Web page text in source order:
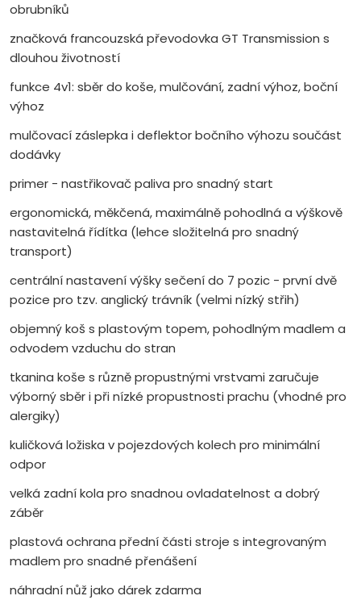
obrubníků
značková francouzská převodovka GT Transmission s
dlouhou životností
funkce 4v1: sběr do koše, mulčování, zadní výhoz, boční
výhoz
mulčovací záslepka i deflektor bočního výhozu součást
dodávky
primer - nastřikovač paliva pro snadný start
ergonomická, měkčená, maximálně pohodlná a výškově
nastavitelná řídítka (lehce složitelná pro snadný
transport)
centrální nastavení výšky sečení do 7 pozic - první dvě
pozice pro tzv. anglický trávník (velmi nízký střih)
objemný koš s plastovým topem, pohodlným madlem a
odvodem vzduchu do stran
tkanina koše s různě propustnými vrstvami zaručuje
výborný sběr i při nízké propustnosti prachu (vhodné pro
alergiky)
kuličková ložiska v pojezdových kolech pro minimální
odpor
velká zadní kola pro snadnou ovladatelnost a dobrý
záběr
plastová ochrana přední části stroje s integrovaným
madlem pro snadné přenášení
náhradní nůž jako dárek zdarma